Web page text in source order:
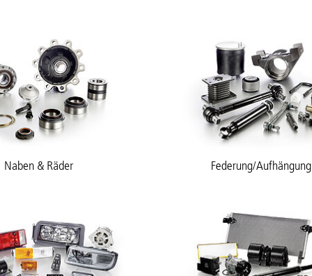
Naben & Räder Federung/Aufhängung